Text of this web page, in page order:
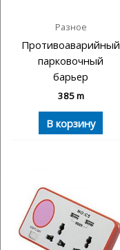
Разное
Противоаварийный
парковочный
барьер
385m
В корзину